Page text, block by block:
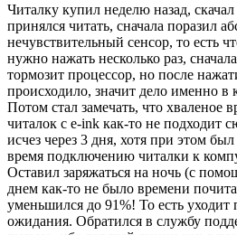
Читалку купил неделю назад,
принялся читать, сначала поразил
нечувствительный сенсор, то есть
нужно нажать несколько раз,
тормозит процессор, но после
происходило, значит дело именно в
Потом стал замечать, что хваленое
читалок с e-ink как-то не подходит
исчез через 3 дня, хотя при этом
время подключению читалки к
Оставил заряжаться на ночь (с
днем как-то не было времени
уменьшился до 91%! То есть уходит
ожидания. Обратился в службу